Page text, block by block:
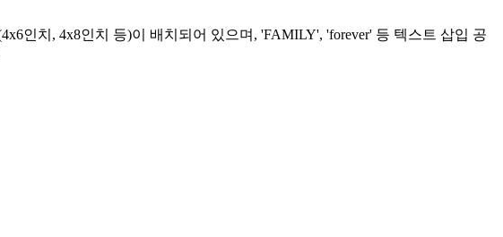
인치, 4x8인치 등)이 배치되어 있으며, 'FAMILY', 'forever' 등 텍스트 삽입 공